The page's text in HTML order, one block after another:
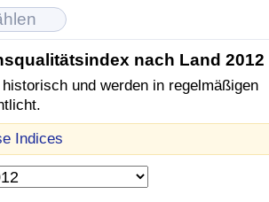
nach Land 2012
und werden in regelmäßigen
Indices
Index (aktuell)
Index
(aktuell)
(aktuell)